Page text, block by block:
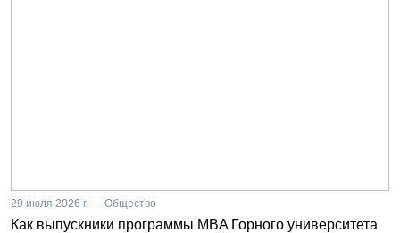
29 июля 2026 г. — Общество
Как выпускники программы MBA Горного университета